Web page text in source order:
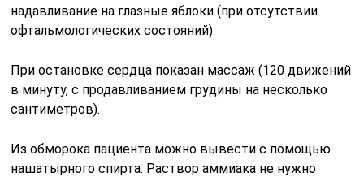
надавливание на глазные яблоки (при отсутствии
офтальмологических состояний).
При остановке сердца показан массаж (120 движений
в минуту, с продавливанием грудины на несколько
сантиметров).
Из обморока пациента можно вывести с помощью
нашатырного спирта. Раствор аммиака не нужно